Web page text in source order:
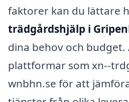
faktorer kan du lättare
trädgårdshjälp i
dina behov och budget.
plattformar som xn--
wnbhn.se för att